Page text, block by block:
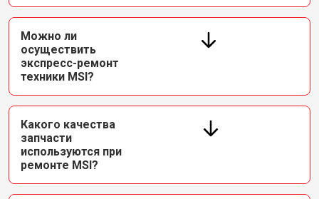
Можно ли
осуществить
экспресс-ремонт
техники MSI?
Какого качества
запчасти
используются при
ремонте MSI?